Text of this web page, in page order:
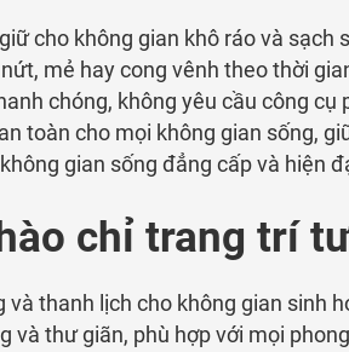
cho không gian khô ráo và sạch
mẻ hay cong vênh theo thời
chóng, không yêu cầu công cụ
toàn cho mọi không gian sống,
gian sống đẳng cấp và hiện
chỉ trang trí
thanh lịch cho không gian sinh
và thư giãn, phù hợp với mọi